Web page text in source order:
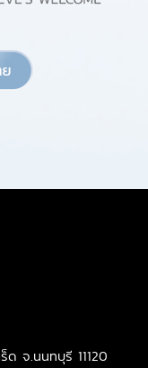
ด จ.นนทบุรี 11120